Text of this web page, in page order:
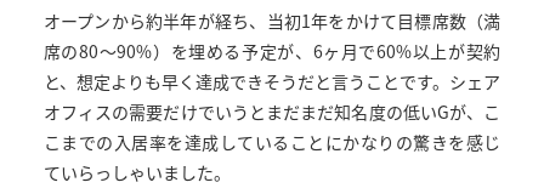
オープンから約半年が経ち、当初1年をかけて目標席数（満
席の80〜90%）を埋める予定が、6ヶ月で60%以上が契約
と、想定よりも早く達成できそうだと言うことです。シェア
オフィスの需要だけでいうとまだまだ知名度の低いGが、こ
こまでの入居率を達成していることにかなりの驚きを感じ
ていらっしゃいました。